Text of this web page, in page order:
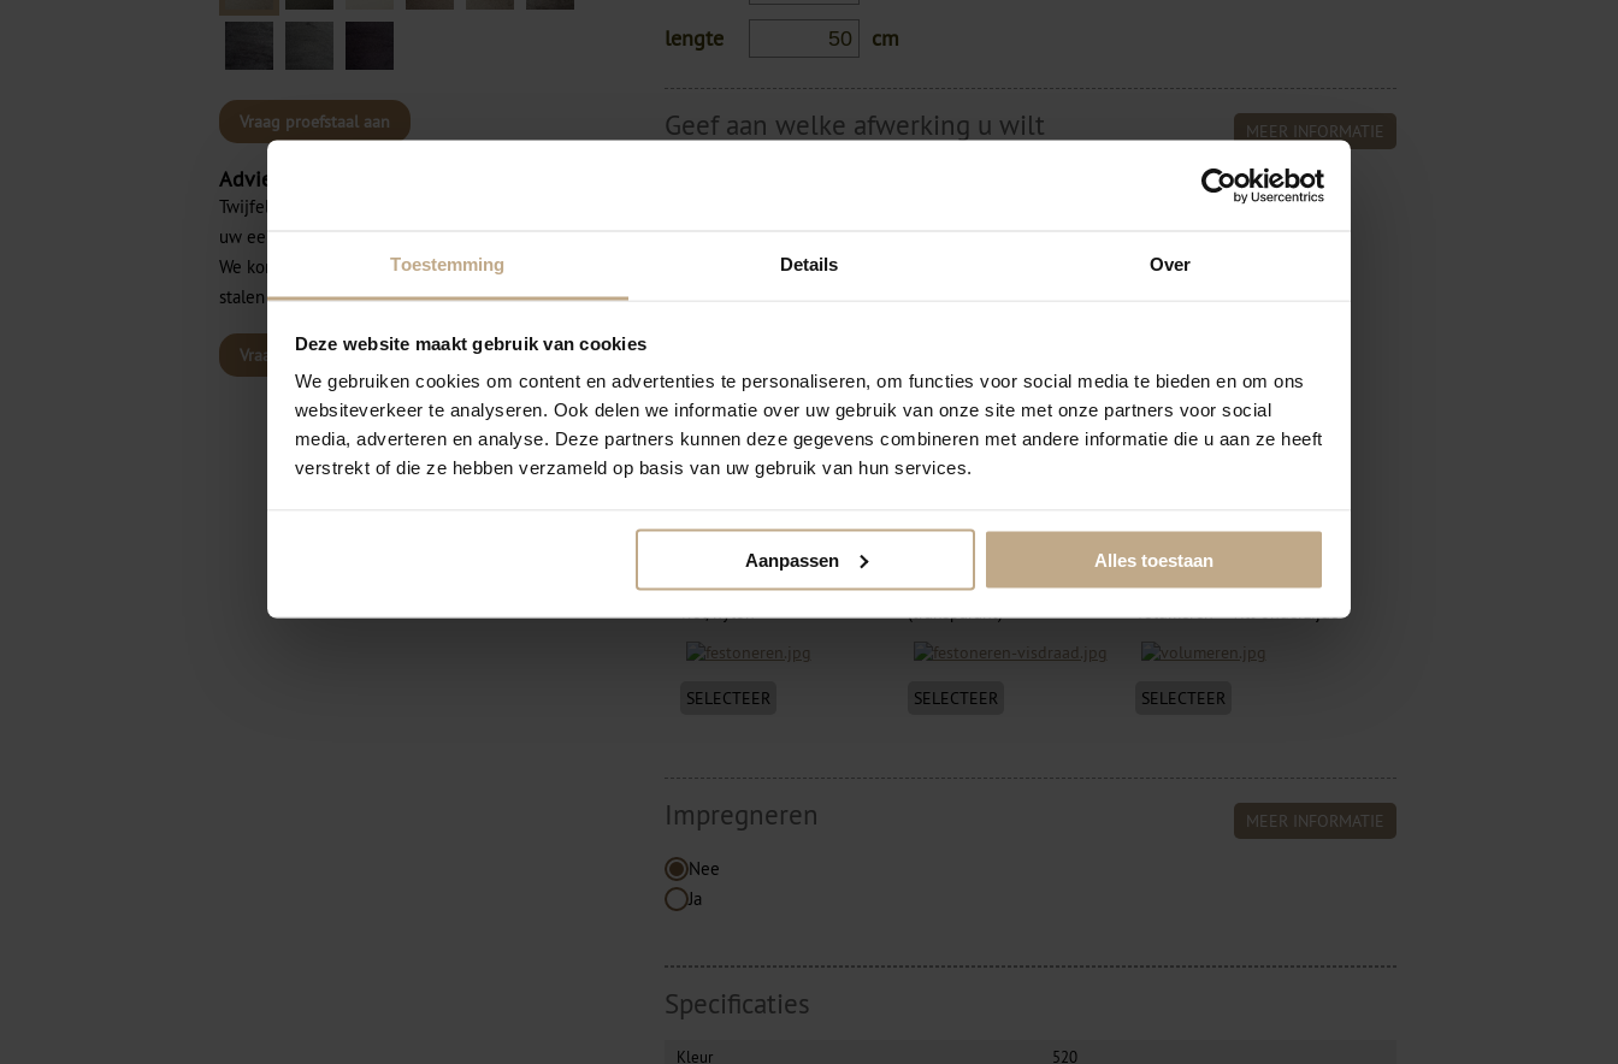
Toestemming Details Over
Deze website maakt gebruik van cookies
We gebruiken cookies om content en advertenties te personaliseren, om functies voor social media te bieden en om ons
websiteverkeer te analyseren. Ook delen we informatie over uw gebruik van onze site met onze partners voor social
media, adverteren en analyse. Deze partners kunnen deze gegevens combineren met andere informatie die u aan ze heeft
verstrekt of die ze hebben verzameld op basis van uw gebruik van hun services.
Aanpassen Alles toestaan
Vraag proefstaal aan
Advies aan huis
Twijfelt u over de kleuren of materialen en wenst
uw een vrijblijvend advies aan huis?
We komen graag en geheel vrijblijvend met onze
stalen aan huis.
Vraag advies aan
lengte cm
Geef aan welke afwerking u wilt MEER INFORMATIE
Ieder vloerkleed moet een afwerking hebben in verband met de stevigheid. Klik op een
SELECTEER SELECTEER SELECTEER
Festonneren garen
wol/nylon
SELECTEER
Festonneren visdraad
(transparant)
SELECTEER
Volumeren + vilt onderzijde
SELECTEER
Impregneren MEER INFORMATIE
Nee
Ja
Specificaties
Kleur
520